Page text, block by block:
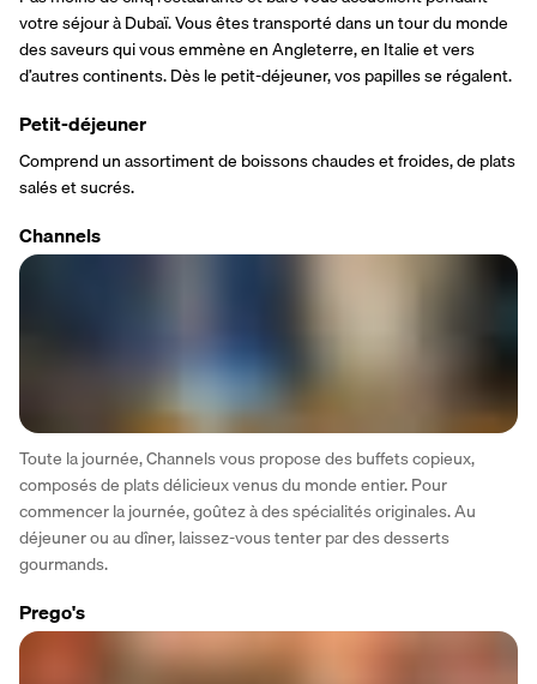
votre séjour à Dubaï. Vous êtes transporté dans un tour du monde
des saveurs qui vous emmène en Angleterre, en Italie et vers
d’autres continents. Dès le petit-déjeuner, vos papilles se régalent.
Petit-déjeuner
Comprend un assortiment de boissons chaudes et froides, de plats
salés et sucrés.
Channels
Toute la journée, Channels vous propose des buffets copieux,
composés de plats délicieux venus du monde entier. Pour
commencer la journée, goûtez à des spécialités originales. Au
déjeuner ou au dîner, laissez-vous tenter par des desserts
gourmands.
Prego's